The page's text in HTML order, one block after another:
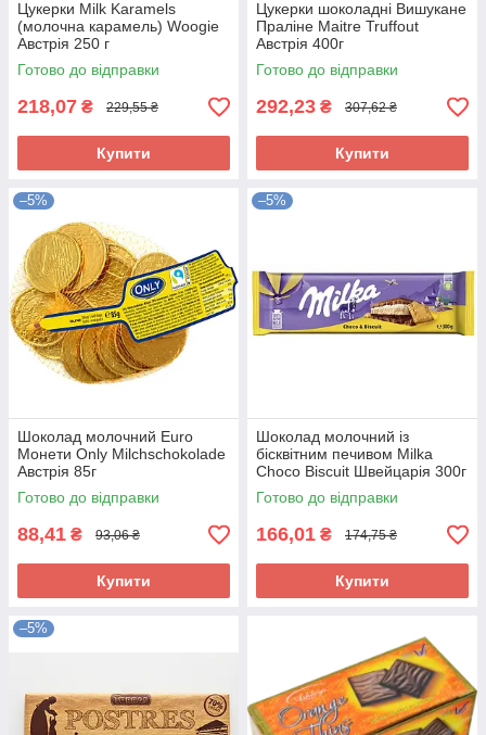
Цукерки Milk Karamels
(молочна карамель) Woogie
Австрія 250 г
Готово до відправки
218,07 ₴ 229,55 ₴
Купити
Цукерки шоколадні Вишукане
Праліне Maitre Truffout
Австрія 400г
Готово до відправки
292,23 ₴ 307,62 ₴
Купити
–5%
Шоколад молочний Euro
Монети Only Milchschokolade
Австрія 85г
Готово до відправки
88,41 ₴ 93,06 ₴
Купити
–5%
Шоколад молочний із
бісквітним печивом Milka
Choco Biscuit Швейцарія 300г
Готово до відправки
166,01 ₴ 174,75 ₴
Купити
–5%